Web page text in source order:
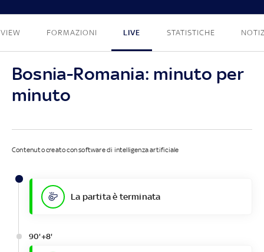
FORMAZIONI LIVE STATISTICHE
Bosnia-Romania: minuto per
minuto
Contenuto creato con software di intelligenza artificiale
La partita è terminata
90'+8'